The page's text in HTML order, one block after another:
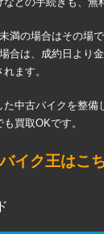
満の場合はその場
合は、成約日より
ます。
中古バイクを整備
買取OKです。
イク王はこ